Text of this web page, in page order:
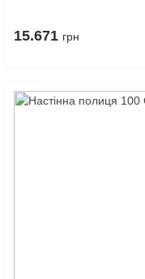
15.671 грн